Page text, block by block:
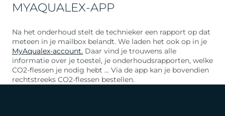
MYAQUALEX-APP
Na het onderhoud stelt de technieker een rapport op dat
meteen in je mailbox belandt. We laden het ook op in je
MyAqualex-account. Daar vind je trouwens alle
informatie over je toestel, je onderhoudsrapporten, welke
CO2-flessen je nodig hebt … Via de app kan je bovendien
rechtstreeks CO2-flessen bestellen.